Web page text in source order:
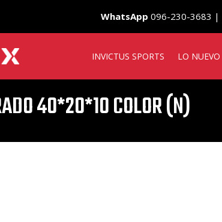
WhatsApp 096-230-3683 |
INVICTUS SPORTS LO NUEVO
40*20*10 COLOR (N)